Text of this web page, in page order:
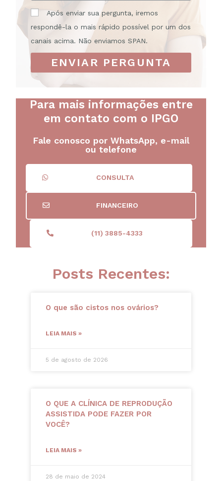
Após enviar sua pergunta, iremos
respondê-la o mais rápido possível por um dos
canais acima. Não enviamos SPAN.
ENVIAR PERGUNTA
Para mais informações entre
em contato com o IPGO
Fale conosco por WhatsApp, e-mail
ou telefone
CONSULTA
FINANCEIRO
(11) 3885-4333
Posts Recentes:
O que são cistos nos ovários?
LEIA MAIS »
5 de agosto de 2026
O QUE A CLÍNICA DE REPRODUÇÃO
ASSISTIDA PODE FAZER POR
VOCÊ?
LEIA MAIS »
28 de maio de 2024